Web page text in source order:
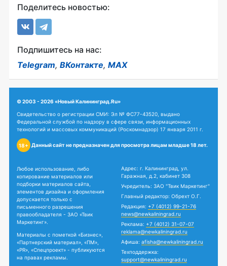
Поделитесь новостью:
Подпишитесь на нас:
Telegram, ВКонтакте, MAX
© 2003 - 2026 «Новый Калининград.Ru»
Свидетельство о регистрации СМИ: Эл № ФС77-43520, выдано
Федеральной службой по надзору в сфере связи, информационных
технологий и массовых коммуникаций (Роскомнадзор) 17 января 2011 г.
18+ Данный сайт не предназначен для просмотра лицам младше 18 лет.
Любое использование, либо
копирование материалов или
подборки материалов сайта,
элементов дизайна и оформления
допускается только с
письменного разрешения
правообладателя - ЗАО «Твик
Маркетинг».
Материалы с пометкой «Бизнес»,
«Партнерский материал», «ПМ»,
«PR», «Спецпроект» - публикуются
на правах рекламы.
Адрес: г. Калининград, ул.
Гаражная, д.2, кабинет 308
Учредитель: ЗАО "Твик Маркетинг"
Главный редактор: Обрехт О.Г.
Редакция: +7 (4012) 99-21-76
news@newkaliningrad.ru
Реклама: +7 (4012) 31-07-07
reklama@newkaliningrad.ru
Афиша: afisha@newkaliningrad.ru
Техподдержка:
support@newkaliningrad.ru